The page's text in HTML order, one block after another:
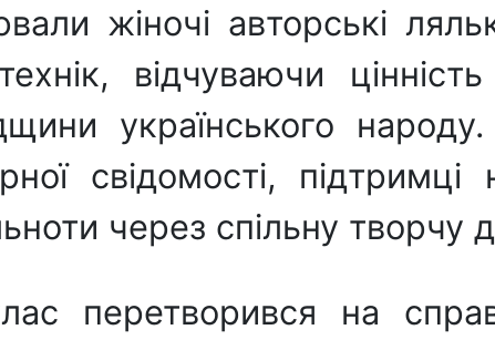
жіночі авторські
відчуваючи
українського
свідомості, підтримці
через спільну творчу
перетворився на